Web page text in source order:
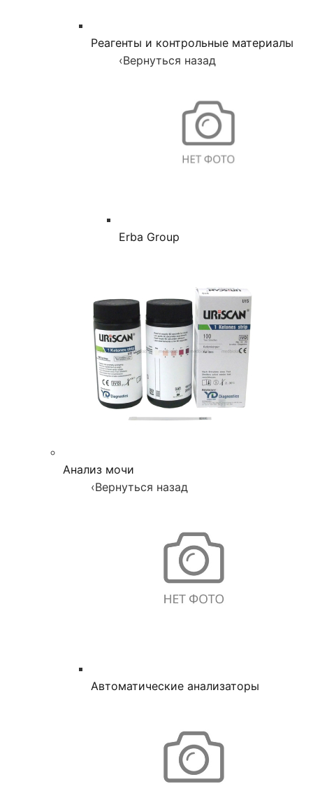
Реагенты и контрольные материалы
‹Вернуться назад
Erba Group
Анализ мочи
‹Вернуться назад
Автоматические анализаторы